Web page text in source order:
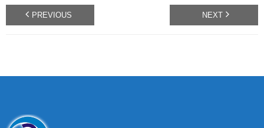
PREVIOUS NEXT